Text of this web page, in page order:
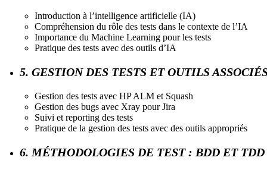
Introduction à l’intelligence artificielle (IA)
Compréhension du rôle des tests dans le contexte de l’IA
Importance du Machine Learning pour les tests
Pratique des tests avec des outils d’IA
5. GESTION DES TESTS ET OUTILS
Gestion des tests avec HP ALM et Squash
Gestion des bugs avec Xray pour Jira
Suivi et reporting des tests
Pratique de la gestion des tests avec des outils appropriés
6. MÉTHODOLOGIES DE TEST : BDD ET TDD